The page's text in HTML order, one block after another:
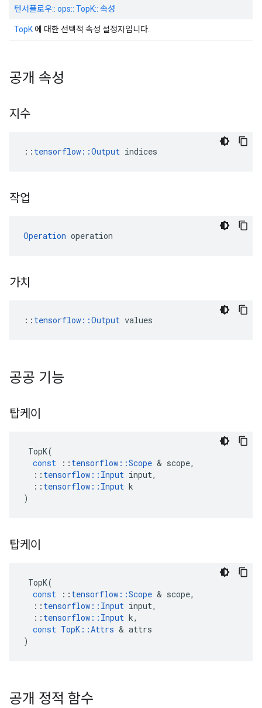
텐서플로우:: ops:: TopK:: 속성
TopK 에 대한 선택적 속성 설정자입니다.
공개 속성
지수
:: tensorflow::Output indices
작업
Operation operation
가치
:: tensorflow::Output values
공공 기능
탑케이
TopK(
const
:: tensorflow ::Scope & scope,
:: tensorflow :: Input input,
:: tensorflow :: Input k
)
탑케이
TopK(
const
:: tensorflow ::Scope & scope,
:: tensorflow :: Input input,
:: tensorflow :: Input k,
const TopK ::Attrs & attrs
)
공개 정적 함수